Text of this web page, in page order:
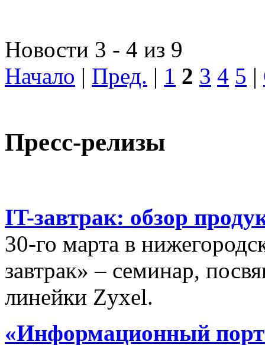
Новости 3 - 4 из 9
Начало | Пред. | 1 2 3 4 5 |
Пресс-релизы
IT-завтрак: обзор
30-го марта в
завтрак» – семинар,
линейки Zyxel.
«Информационный